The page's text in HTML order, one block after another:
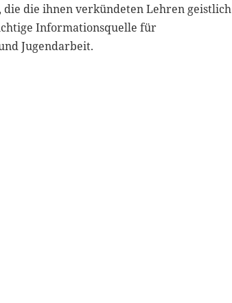
die ihnen verkündeten Lehren geistlich
Informationsquelle für
Jugendarbeit.